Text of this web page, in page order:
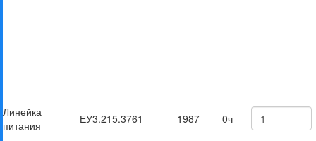
Линейка
питания
ЕУ3.215.3761 1987 0ч